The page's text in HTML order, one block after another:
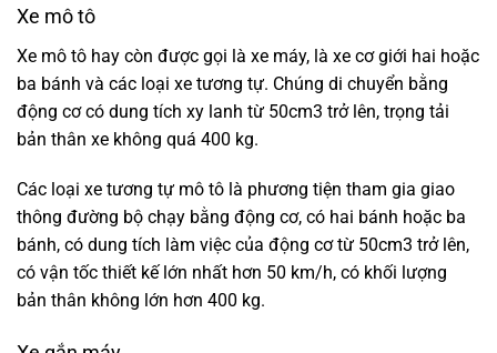
Xe mô tô
Xe mô tô hay còn được gọi là xe máy, là xe cơ giới hai hoặc
ba bánh và các loại xe tương tự. Chúng di chuyển bằng
động cơ có dung tích xy lanh từ 50cm3 trở lên, trọng tải
bản thân xe không quá 400 kg.
Các loại xe tương tự mô tô là phương tiện tham gia giao
thông đường bộ chạy bằng động cơ, có hai bánh hoặc ba
bánh, có dung tích làm việc của động cơ từ 50cm3 trở lên,
có vận tốc thiết kế lớn nhất hơn 50 km/h, có khối lượng
bản thân không lớn hơn 400 kg.